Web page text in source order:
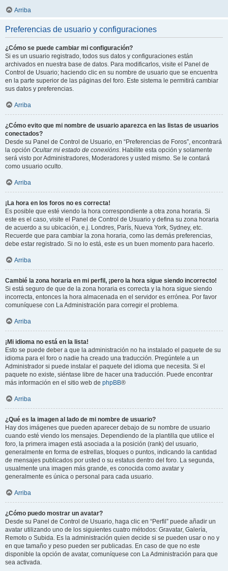
Arriba
Preferencias de usuario y configuraciones
¿Cómo se puede cambiar mi configuración?
Si es un usuario registrado, todos sus datos y configuraciones están
archivados en nuestra base de datos. Para modificarlos, visite el Panel de
Control de Usuario; haciendo clic en su nombre de usuario que se encuentra
en la parte superior de las páginas del foro. Este sistema le permitirá cambiar
sus datos y preferencias.
Arriba
¿Cómo evito que mi nombre de usuario aparezca en las listas de usuarios
conectados?
Desde su Panel de Control de Usuario, en “Preferencias de Foros”, encontrará
la opción Ocultar mi estado de conexións. Habilite esta opción y solamente
será visto por Administradores, Moderadores y usted mismo. Se le contará
como usuario oculto.
Arriba
¡La hora en los foros no es correcta!
Es posible que esté viendo la hora correspondiente a otra zona horaria. Si
este es el caso, visite el Panel de Control de Usuario y defina su zona horaria
de acuerdo a su ubicación, e.j. Londres, París, Nueva York, Sydney, etc.
Recuerde que para cambiar la zona horaria, como las demás preferencias,
debe estar registrado. Si no lo está, este es un buen momento para hacerlo.
Arriba
Cambié la zona horaria en mi perfil, ¡pero la hora sigue siendo incorrecto!
Si está seguro de que de la zona horaria es correcta y la hora sigue siendo
incorrecta, entonces la hora almacenada en el servidor es errónea. Por favor
comuníquese con La Administración para corregir el problema.
Arriba
¡Mi idioma no está en la lista!
Esto se puede deber a que la administración no ha instalado el paquete de su
idioma para el foro o nadie ha creado una traducción. Pregúntele a un
Administrador si puede instalar el paquete del idioma que necesita. Si el
paquete no existe, siéntase libre de hacer una traducción. Puede encontrar
más información en el sitio web de phpBB®
Arriba
¿Qué es la imagen al lado de mi nombre de usuario?
Hay dos imágenes que pueden aparecer debajo de su nombre de usuario
cuando esté viendo los mensajes. Dependiendo de la plantilla que utilice el
foro, la primera imagen está asociada a la posición (rank) del usuario,
generalmente en forma de estrellas, bloques o puntos, indicando la cantidad
de mensajes publicados por usted o su estatus dentro del foro. La segunda,
usualmente una imagen más grande, es conocida como avatar y
generalmente es única o personal para cada usuario.
Arriba
¿Cómo puedo mostrar un avatar?
Desde su Panel de Control de Usuario, haga clic en “Perfil” puede añadir un
avatar utilizando uno de los siguientes cuatro métodos: Gravatar, Galería,
Remoto o Subida. Es la administración quien decide si se pueden usar o no y
en que tamaño y peso pueden ser publicadas. En caso de que no este
disponible la opción de avatar, comuníquese con La Administración para que
sea activada.